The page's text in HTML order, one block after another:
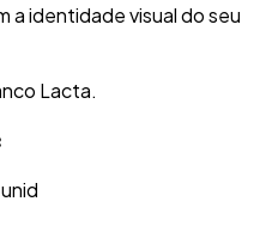
a identidade visual do seu
Lacta.